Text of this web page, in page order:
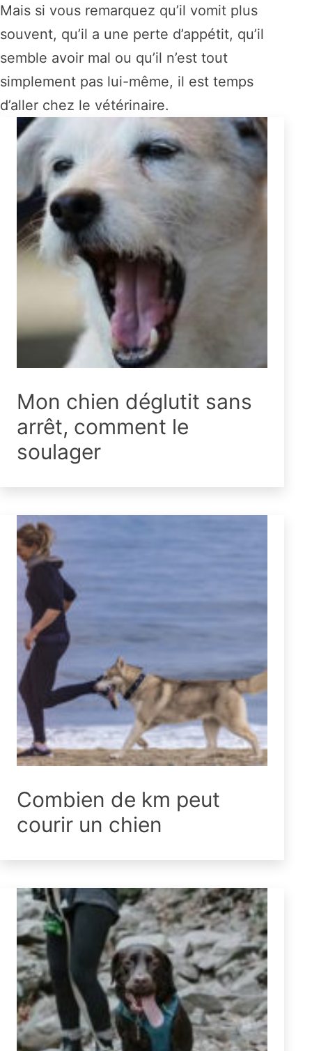
Mais si vous remarquez qu’il vomit plus
souvent, qu’il a une perte d’appétit, qu’il
semble avoir mal ou qu’il n’est tout
simplement pas lui-même, il est temps
d’aller chez le vétérinaire.
Mon chien déglutit sans
arrêt, comment le
soulager
Combien de km peut
courir un chien